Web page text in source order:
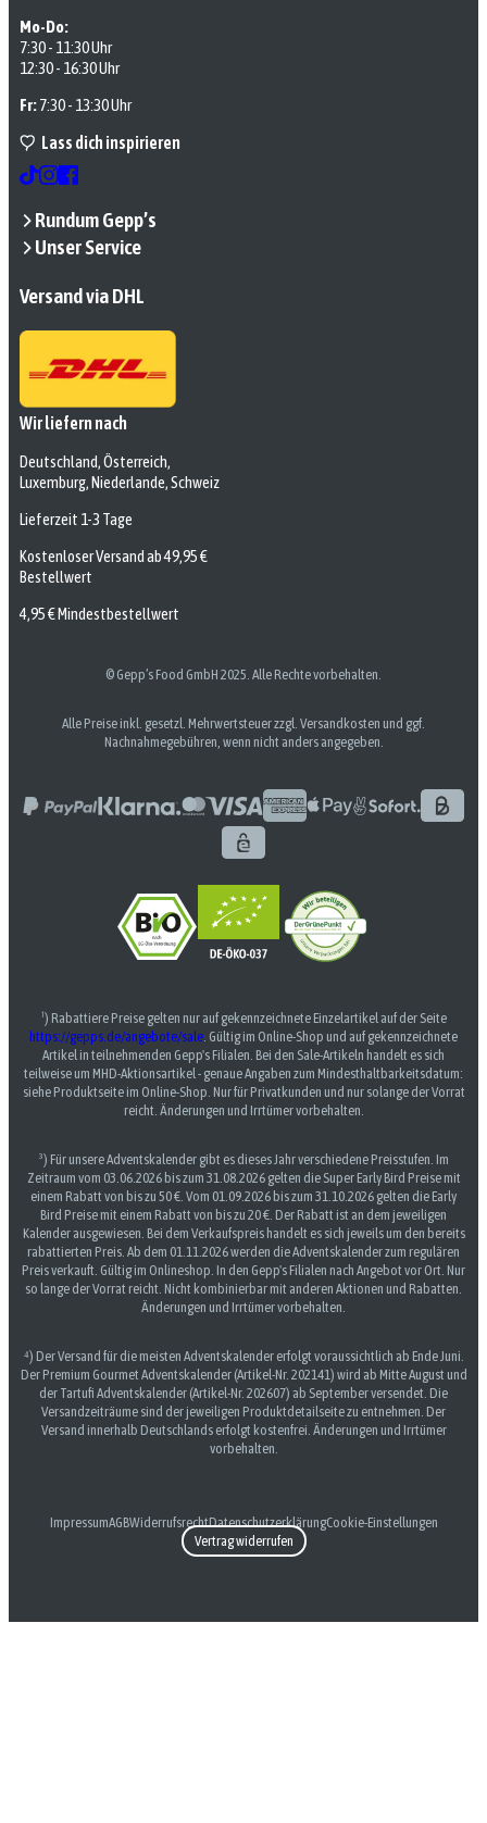
Mo-Do:
7:30 - 11:30 Uhr
12:30 - 16:30 Uhr
Fr:7:30 - 13:30 Uhr
Lass dich inspirieren
Rundum Gepp’s
Unser Service
Versand via DHL
Wir liefern nach
Deutschland, Österreich,
Luxemburg, Niederlande, Schweiz
Lieferzeit 1-3 Tage
Kostenloser Versand ab 49,95 €
Bestellwert
4,95 € Mindestbestellwert
© Gepp’s Food GmbH 2025. Alle Rechte vorbehalten.
Alle Preise inkl. gesetzl. Mehrwertsteuer zzgl. Versandkosten und ggf.
Nachnahmegebühren, wenn nicht anders angegeben.
¹) Rabattiere Preise gelten nur auf gekennzeichnete Einzelartikel auf der Seite
https://gepps.de/angebote/sale . Gültig im Online-Shop und auf gekennzeichnete
Artikel in teilnehmenden Gepp's Filialen. Bei den Sale-Artikeln handelt es sich
teilweise um MHD-Aktionsartikel - genaue Angaben zum Mindesthaltbarkeitsdatum:
siehe Produktseite im Online-Shop. Nur für Privatkunden und nur solange der Vorrat
reicht. Änderungen und Irrtümer vorbehalten.
³) Für unsere Adventskalender gibt es dieses Jahr verschiedene Preisstufen. Im
Zeitraum vom 03.06.2026 bis zum 31.08.2026 gelten die Super Early Bird Preise mit
einem Rabatt von bis zu 50 €. Vom 01.09.2026 bis zum 31.10.2026 gelten die Early
Bird Preise mit einem Rabatt von bis zu 20 €. Der Rabatt ist an dem jeweiligen
Kalender ausgewiesen. Bei dem Verkaufspreis handelt es sich jeweils um den bereits
rabattierten Preis. Ab dem 01.11.2026 werden die Adventskalender zum regulären
Preis verkauft. Gültig im Onlineshop. In den Gepp's Filialen nach Angebot vor Ort. Nur
so lange der Vorrat reicht. Nicht kombinierbar mit anderen Aktionen und Rabatten.
Änderungen und Irrtümer vorbehalten.
⁴) Der Versand für die meisten Adventskalender erfolgt voraussichtlich ab Ende Juni.
Der Premium Gourmet Adventskalender (Artikel-Nr. 202141) wird ab Mitte August und
der Tartufi Adventskalender (Artikel-Nr. 202607) ab September versendet. Die
Versandzeiträume sind der jeweiligen Produktdetailseite zu entnehmen. Der
Versand innerhalb Deutschlands erfolgt kostenfrei. Änderungen und Irrtümer
vorbehalten.
ImpressumAGBWiderrufsrechtDatenschutzerklärungCookie-Einstellungen
Vertrag widerrufen